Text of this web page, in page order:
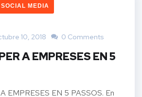
SOCIAL MEDIA
10, 2018 0 Comments
A EMPRESES EN 5
EMPRESES EN 5 PASSOS. En